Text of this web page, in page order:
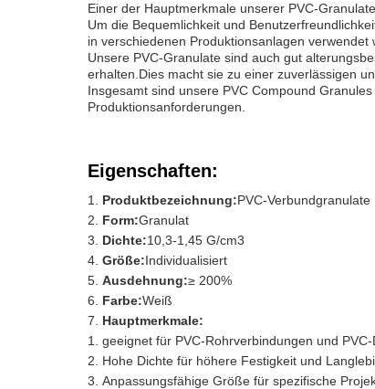
Einer der Hauptmerkmale unserer PVC-
Um die Bequemlichkeit und
in verschiedenen Produktionsanlagen verwendet
Unsere PVC-Granulate sind auch gut
erhalten.Dies macht sie zu einer zuverlässigen
Insgesamt sind unsere PVC Compound
Produktionsanforderungen.
Eigenschaften:
Produktbezeichnung:PVC-Verbundgranulate
Form:Granulat
Dichte:10,3-1,45 G/cm3
Größe:Individualisiert
Ausdehnung:≥ 200%
Farbe:Weiß
Hauptmerkmale:
geeignet für PVC-Rohrverbindungen und
Hohe Dichte für höhere Festigkeit und
Anpassungsfähige Größe für spezifische